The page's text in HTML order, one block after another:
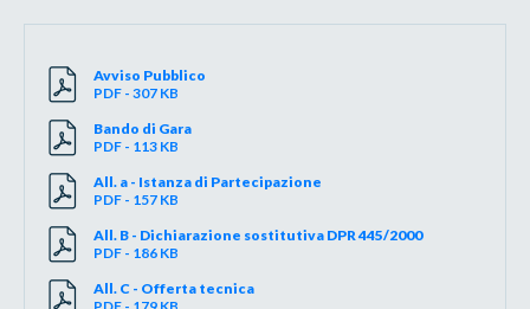
Avviso Pubblico
PDF - 307 KB
Bando di Gara
PDF - 113 KB
All. a - Istanza di Partecipazione
PDF - 157 KB
All. B - Dichiarazione sostitutiva DPR 445/2000
PDF - 186 KB
All. C - Offerta tecnica